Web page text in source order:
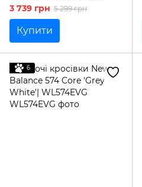
3 739 грн 5 299 грн
Купити
6